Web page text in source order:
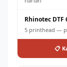
Rhinotec DTF
5 printhead —
📋